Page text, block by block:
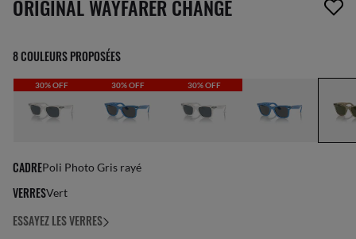
ORIGINAL WAYFARER CHANGE
8 COULEURS PROPOSÉES
30% OFF 30% OFF 30% OFF
CADREPoli Photo Gris rayé
VERRESVert
ESSAYEZ LES VERRES